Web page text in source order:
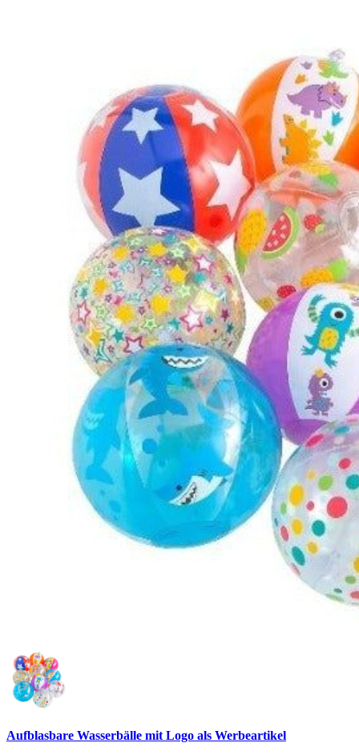
Aufblasbare Wasserbälle mit Logo als Werbeartikel